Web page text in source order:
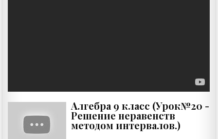
Алгебра 9 класс (Урок№20 -
Решение неравенств
методом интервалов.)